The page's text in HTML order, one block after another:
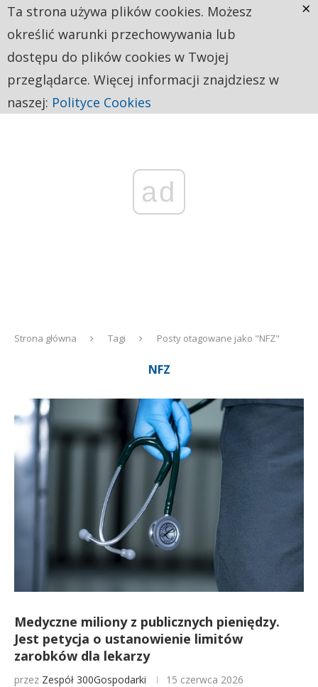
ad
Strona główna Tagi Posty otagowane jako "NFZ"
NFZ
Medyczne miliony z publicznych pieniędzy.
Jest petycja o ustanowienie limitów
zarobków dla lekarzy
przez Zespół 300Gospodarki 15 czerwca 2026
Ta strona używa plików cookies. Możesz
określić warunki przechowywania lub
dostępu do plików cookies w Twojej
przeglądarce. Więcej informacji znajdziesz w
naszej: Polityce Cookies
×